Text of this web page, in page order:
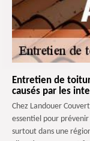
Entretien de
causés par les
Chez Landouer
essentiel pour
surtout dans une